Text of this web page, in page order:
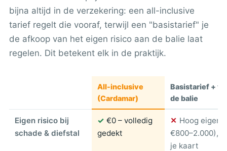
bijna altijd in de verzekering: een all-inclusive
tarief regelt die vooraf, terwijl een "basistarief" je
de afkoop van het eigen risico aan de balie laat
regelen. Dit betekent elk in de praktijk.
All-inclusive
(Cardamar)
Basistarief +
de balie
Eigen risico bij
schade & diefstal
✓ €0 – volledig
gedekt
✕ Hoog eigen
€800–2.000),
je kaart